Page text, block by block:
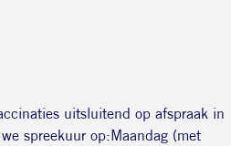
uitsluitend op afspraak in
spreekuur op:Maandag (met